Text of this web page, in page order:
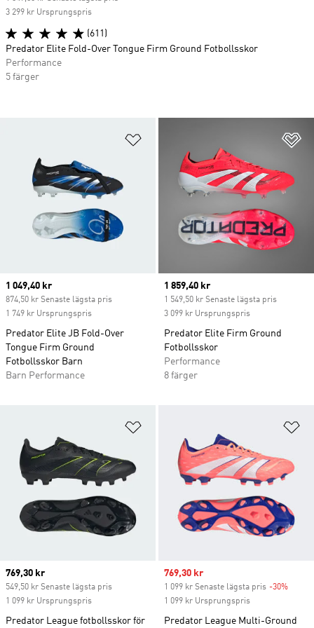
Current price
1 049,40 kr
874,50 kr Senaste lägsta pris
1 749 kr Ursprungspris
Predator Elite JB Fold-Over
Tongue Firm Ground
Fotbollsskor Barn
Barn Performance
Current price
1 859,40 kr
1 549,50 kr Senaste lägsta pris
3 099 kr Ursprungspris
Predator Elite Firm Ground
Fotbollsskor
Performance
8 färger
Current price
769,30 kr
549,50 kr Senaste lägsta pris
1 099 kr Ursprungspris
Predator League fotbollsskor för
Sale price
769,30 kr
1 099 kr Senaste lägsta pris -30%
1 099 kr Ursprungspris
Predator League Multi-Ground
3 299 kr Ursprungspris
(611)
Predator Elite Fold-Over Tongue Firm Ground Fotbollsskor
Performance
5 färger